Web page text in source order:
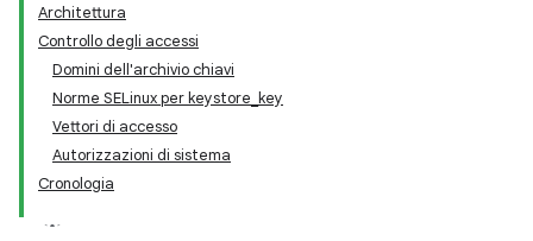
Architettura
Controllo degli accessi
Domini dell'archivio chiavi
Norme SELinux per keystore_key
Vettori di accesso
Autorizzazioni di sistema
Cronologia